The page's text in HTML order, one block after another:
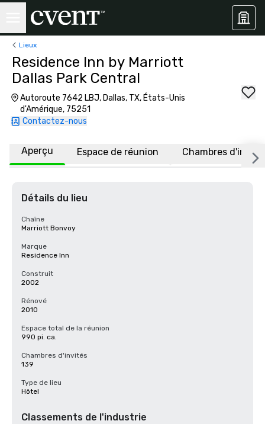
Lieux
Residence Inn by Marriott
Dallas Park Central
Autoroute 7642 LBJ, Dallas, TX, États-Unis
d'Amérique, 75251
Contactez-nous
Aperçu Espace de réunion Chambres
Détails du lieu
Chaîne
Marriott Bonvoy
Marque
Residence Inn
Construit
2002
Rénové
2010
Espace total de la réunion
990 pi. ca.
Chambres d'invités
139
Type de lieu
Hôtel
Classements de l'industrie